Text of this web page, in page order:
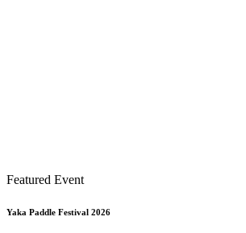
Featured Event
Yaka Paddle Festival 2026